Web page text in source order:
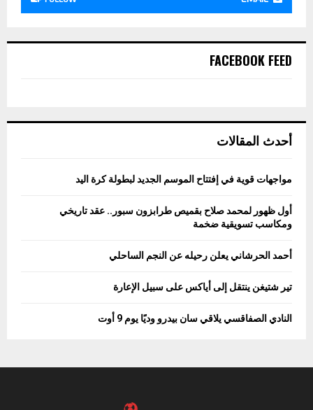
FACEBOOK FEED
أحدث المقالات
مواجهات قوية في إفتتاح الموسم الجديد لبطولة كرة اليد
أول ظهور لمحمد صلاح بقميص طرابزون سبور.. عقد تاريخي
ومكاسب تسويقية ضخمة
أحمد الحرشاني يعلن رحيله عن النجم الساحلي
تير شتيغن ينتقل إلى أياكس على سبيل الإعارة
النادي الصفاقسي يلاقي سان بيدرو وديًا يوم 9 أوت